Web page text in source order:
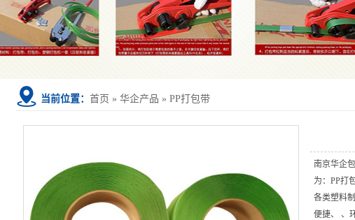
当前位置： 首页 » 华企产品 » PP打包带
南京华企
为：PP打
各类塑料
便捷、 、